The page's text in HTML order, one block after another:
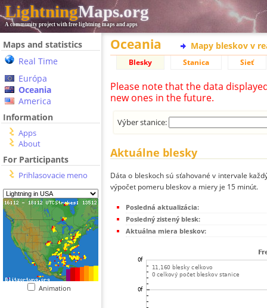
LightningMaps.org
A community project with free lightning maps and apps
Maps and statistics
Real Time
Európa
Oceania
America
Information
Apps
About
For Participants
Prihlasovacie meno
Animation
Oceania Mapy bleskov v
Blesky Stanica Sieť
Please note that the data
new ones in the future.
Výber stanice:
Aktuálne blesky
Dáta o bleskoch sú sťahované v intervale
výpočet pomeru bleskov a miery je 15 minút.
Posledná aktualizácia:
Posledný zistený blesk:
Aktuálna miera bleskov: